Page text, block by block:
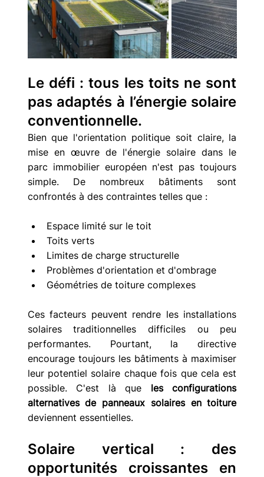
Le défi : tous les toits ne sont
pas adaptés à l’énergie solaire
conventionnelle.
Bien que l'orientation politique soit claire, la
mise en œuvre de l'énergie solaire dans le
parc immobilier européen n'est pas toujours
simple. De nombreux bâtiments sont
confrontés à des contraintes telles que :
Espace limité sur le toit
Toits verts
Limites de charge structurelle
Problèmes d'orientation et d'ombrage
Géométries de toiture complexes
Ces facteurs peuvent rendre les installations
solaires traditionnelles difficiles ou peu
performantes. Pourtant, la directive
encourage toujours les bâtiments à maximiser
leur potentiel solaire chaque fois que cela est
possible. C'est là que les configurations
alternatives de panneaux solaires en toiture
deviennent essentielles.
Solaire vertical : des
opportunités croissantes en